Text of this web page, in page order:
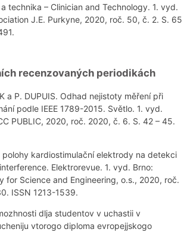
technika – Clinician and Technology. 1. vyd.
J.E. Purkyne, 2020, roč. 50, č. 2. S. 65
recenzovaných periodikách
a P. DUPUIS. Odhad nejistoty měření při
podle IEEE 1789-2015. Světlo. 1. vyd.
PUBLIC, 2020, roč. 2020, č. 6. S. 42 – 45.
polohy kardiostimulační elektrody na detekci
Elektrorevue. 1. vyd. Brno:
for Science and Engineering, o.s., 2020, roč.
ISSN 1213-1539.
dlja studentov v uchastii v
vtorogo diploma evropejjskogo